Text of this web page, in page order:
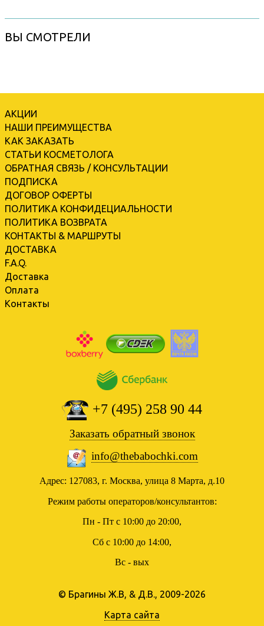
ВЫ СМОТРЕЛИ
АКЦИИ
НАШИ ПРЕИМУЩЕСТВА
КАК ЗАКАЗАТЬ
СТАТЬИ КОСМЕТОЛОГА
ОБРАТНАЯ СВЯЗЬ / КОНСУЛЬТАЦИИ
ПОДПИСКА
ДОГОВОР ОФЕРТЫ
ПОЛИТИКА КОНФИДЕЦИАЛЬНОСТИ
ПОЛИТИКА ВОЗВРАТА
КОНТАКТЫ & МАРШРУТЫ
ДОСТАВКА
F.A.Q.
Доставка
Оплата
Контакты
+7 (495) 258 90 44
Заказать обратный звонок
info@thebabochki.com
Адрес: 127083, г. Москва, улица 8 Марта, д.10
Режим работы операторов/консультантов:
Пн - Пт с 10:00 до 20:00,
Сб с 10:00 до 14:00,
Вс - вых
© Брагины Ж.В, & Д.В., 2009-2026
Карта сайта